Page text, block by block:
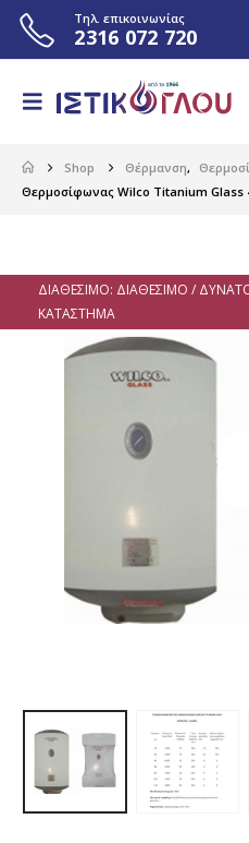
Τηλ. επικοινωνίας
2316 072 720
Shop Θέρμανση,
Θερμοσίφωνας Wilco Titanium Glass
ΔΙΑΘΈΣΙΜΟ: ΔΙΑΘΈΣΙΜΟ /
ΚΑΤΆΣΤΗΜΑ